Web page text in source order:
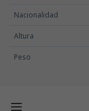
Nacionalidad
Altura
Peso